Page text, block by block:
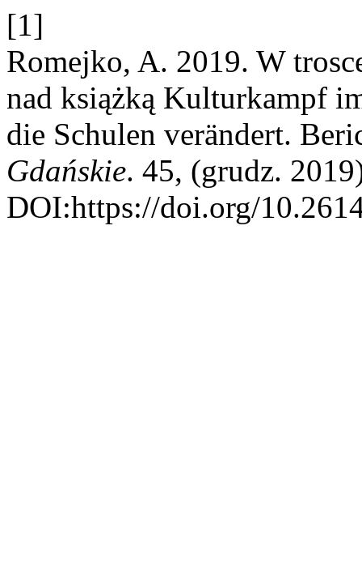
[1]
Romejko, A. 2019. W
nad książką Kulturkampf
die Schulen verändert.
Gdańskie. 45, (grudz.
DOI:https://doi.org/